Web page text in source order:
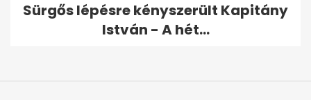
Sürgős lépésre kényszerült Kapitány
István - A hét...